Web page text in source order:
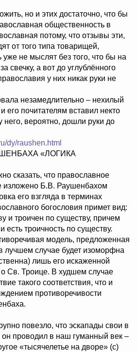
но и этих достаточно, что бы
общественность в
потому, что отзывы эти,
от того типа товарищей,
не мыслят без того, что бы на
свечку, а вот до углублённого
у них никак руки не
незамедлительно – нехилый
его почитателям вставил некто
вероятно, дошли руки до
dy/raushen.html
«ЛОГИКА
сказать, что православное
изложено Б.В. Раушенбахом
его взгляда в терминах
богословия примет вид:
и троичен по существу, причем
есть троичность по существу.
модель, предложенная
лучшем случае будет изоморфна
лишь его искаженной
о Св. Троице. В худшем случае
такого соответствия, что и
противоречивости
повезло, что эскапады свои в
он проводил в наш гуманный век –
«тысячелетье на дворе» (с)